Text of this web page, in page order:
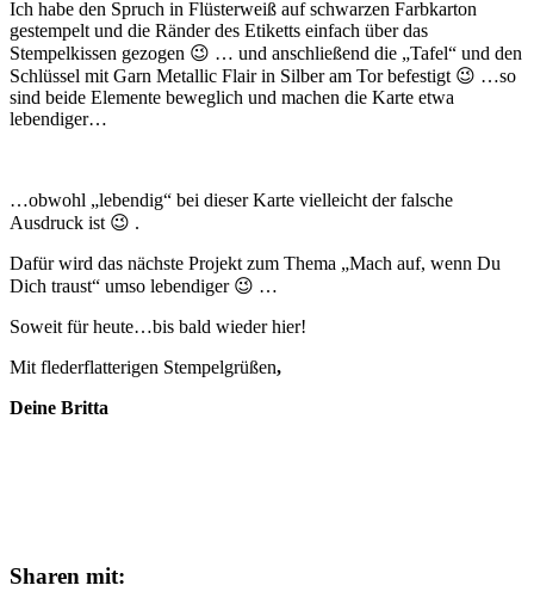
Ich habe den Spruch in Flüsterweiß auf schwarzen Farbkarton
gestempelt und die Ränder des Etiketts einfach über das
Stempelkissen gezogen 😉 … und anschließend die „Tafel“ und den
Schlüssel mit Garn Metallic Flair in Silber am Tor befestigt 😉 …so
sind beide Elemente beweglich und machen die Karte etwa
lebendiger…
…obwohl „lebendig“ bei dieser Karte vielleicht der falsche
Ausdruck ist 😉 .
Dafür wird das nächste Projekt zum Thema „Mach auf, wenn Du
Dich traust“ umso lebendiger 😉 …
Soweit für heute…bis bald wieder hier!
Mit flederflatterigen Stempelgrüßen,
Deine Britta
Sharen mit: